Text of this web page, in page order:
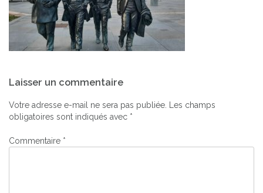
de
l’article
Laisser un commentaire
Votre adresse e-mail ne sera pas publiée. Les champs
obligatoires sont indiqués avec *
Commentaire *